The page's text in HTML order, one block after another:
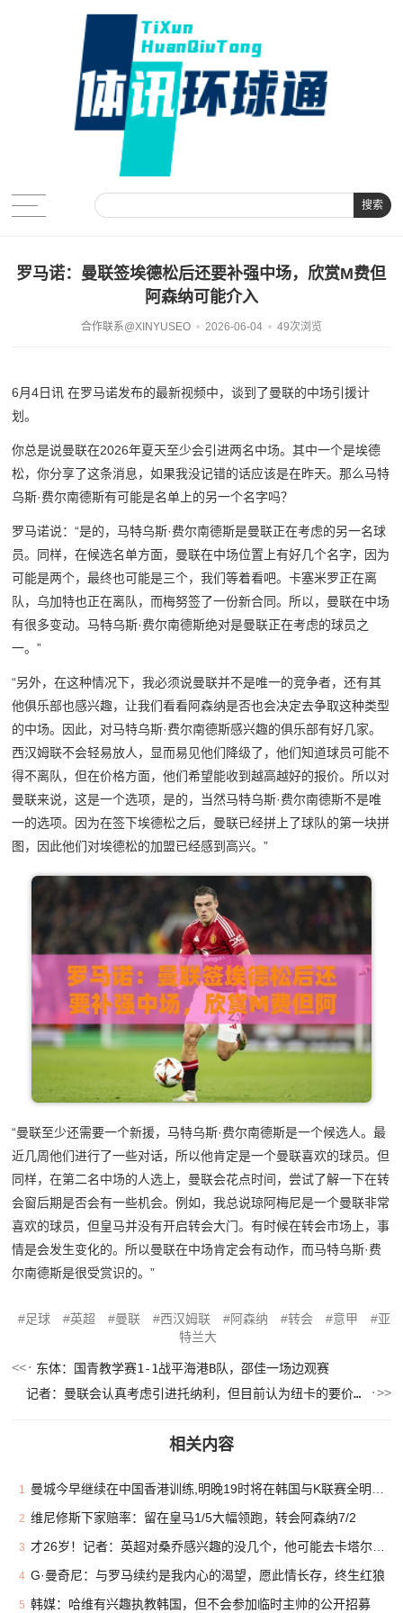
搜索
罗马诺：曼联签埃德松后还要补强中场，欣赏M费但
阿森纳可能介入
合作联系@XINYUSEO 2026-06-04 49次浏览
6月4日讯 在罗马诺发布的最新视频中，谈到了曼联的中场引援计
划。
你总是说曼联在2026年夏天至少会引进两名中场。其中一个是埃德
松，你分享了这条消息，如果我没记错的话应该是在昨天。那么马特
乌斯·费尔南德斯有可能是名单上的另一个名字吗？
罗马诺说：“是的，马特乌斯·费尔南德斯是曼联正在考虑的另一名球
员。同样，在候选名单方面，曼联在中场位置上有好几个名字，因为
可能是两个，最终也可能是三个，我们等着看吧。卡塞米罗正在离
队，乌加特也正在离队，而梅努签了一份新合同。所以，曼联在中场
有很多变动。马特乌斯·费尔南德斯绝对是曼联正在考虑的球员之
一。”
“另外，在这种情况下，我必须说曼联并不是唯一的竞争者，还有其
他俱乐部也感兴趣，让我们看看阿森纳是否也会决定去争取这种类型
的中场。因此，对马特乌斯·费尔南德斯感兴趣的俱乐部有好几家。
西汉姆联不会轻易放人，显而易见他们降级了，他们知道球员可能不
得不离队，但在价格方面，他们希望能收到越高越好的报价。所以对
曼联来说，这是一个选项，是的，当然马特乌斯·费尔南德斯不是唯
一的选项。因为在签下埃德松之后，曼联已经拼上了球队的第一块拼
图，因此他们对埃德松的加盟已经感到高兴。”
“曼联至少还需要一个新援，马特乌斯·费尔南德斯是一个候选人。最
近几周他们进行了一些对话，所以他肯定是一个曼联喜欢的球员。但
同样，在第二名中场的人选上，曼联会花点时间，尝试了解一下在转
会窗后期是否会有一些机会。例如，我总说琼阿梅尼是一个曼联非常
喜欢的球员，但皇马并没有开启转会大门。有时候在转会市场上，事
情是会发生变化的。所以曼联在中场肯定会有动作，而马特乌斯·费
尔南德斯是很受赏识的。”
足球 英超 曼联 西汉姆联 阿森纳 转会 意甲
亚
特兰大
东体：国青教学赛1-1战平海港B队，邵佳一场边观赛
记者：曼联会认真考虑引进托纳利，但目前认为纽卡的要价过高
相关内容
1 曼城今早继续在中国香港训练,明晚19时将在韩国与K联赛全明星热身
2 维尼修斯下家赔率：留在皇马1/5大幅领跑，转会阿森纳7/2
3 才26岁！记者：英超对桑乔感兴趣的没几个，他可能去卡塔尔或沙特
4 G·曼奇尼：与罗马续约是我内心的渴望，愿此情长存，终生红狼
5 韩媒：哈维有兴趣执教韩国，但不会参加临时主帅的公开招募